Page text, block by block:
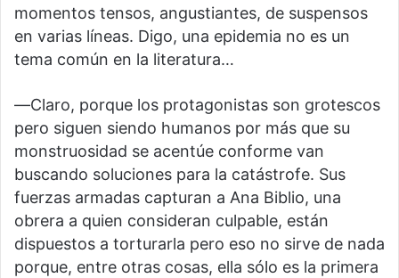
momentos tensos, angustiantes, de suspensos
en varias líneas. Digo, una epidemia no es un
tema común en la literatura…
―Claro, porque los protagonistas son grotescos
pero siguen siendo humanos por más que su
monstruosidad se acentúe conforme van
buscando soluciones para la catástrofe. Sus
fuerzas armadas capturan a Ana Biblio, una
obrera a quien consideran culpable, están
dispuestos a torturarla pero eso no sirve de nada
porque, entre otras cosas, ella sólo es la primera